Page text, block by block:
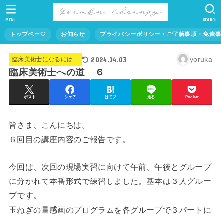
トップページ お知らせ プライバシーポリシー・ご了解事項・免責
SEARCH
MENU
臨床美術士になるには 2024.04.03 yoruka
臨床美術士への道 ６
ポスト シェア はてブ 送る Pocket
皆さま、こんにちは。
６回目の講座内容のご報告です。
今回は、次回の現場実習に向けて午前、午後とグループ
に分かれて本番形式で練習しました。基本は３人グルー
プです。
玉ねぎの量感画のプログラムを各グループで３パートに